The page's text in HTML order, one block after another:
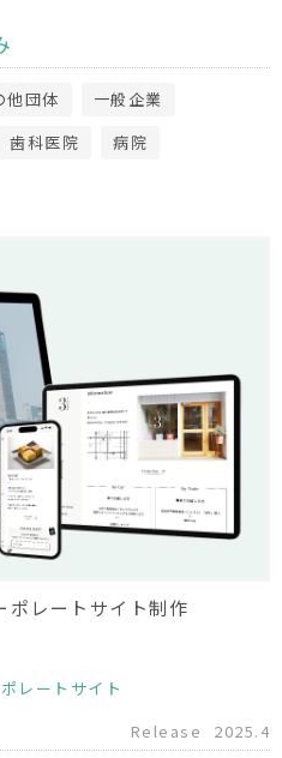
他団体
一般企業
歯科医院
病院
レートサイト制作
レートサイト
Release
2025.4